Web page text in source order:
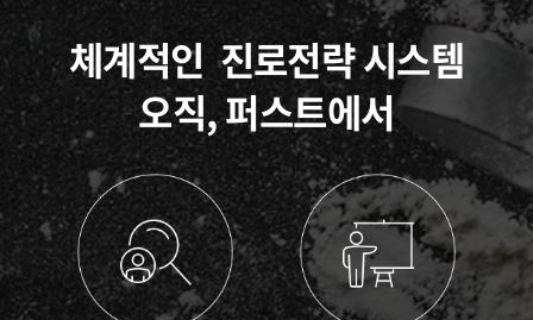
체계적인진로전략 시스템
오직, 퍼스트에서